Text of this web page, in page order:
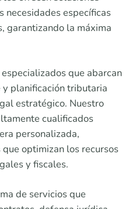
necesidades específicas
garantizando la máxima
que abarcan
planificación tributaria
estratégico. Nuestro
cualificados
personalizada,
optimizan los recursos
y fiscales.
de servicios que